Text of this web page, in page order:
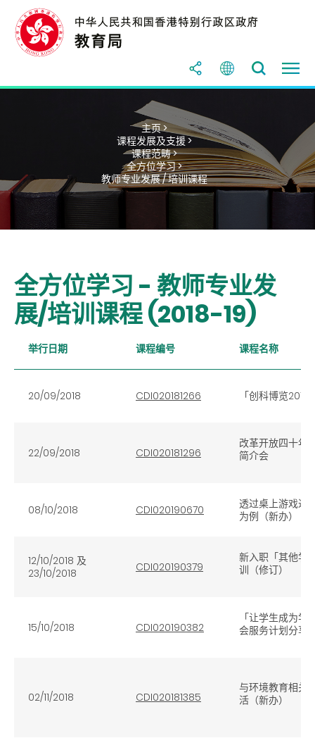
主页 >
课程发展及支援 >
课程范畴 >
全方位学习 >
教师专业发展 / 培训课程
全方位学习 - 教师专业发
展/培训课程 (2018-19)
举行日期 课程编号 课程名称
20/09/2018 CDI020181266 「创科博览
22/09/2018 CDI020181296
改革开放四十年
简介会
08/10/2018 CDI020190670
透过桌上游戏进
为例（新办）
12/10/2018 及
23/10/2018
CDI020190379
新入职「其他学
训（修订）
15/10/2018 CDI020190382
「让学生成为
会服务计划分享
02/11/2018 CDI020181385
与环境教育相关
活（新办）